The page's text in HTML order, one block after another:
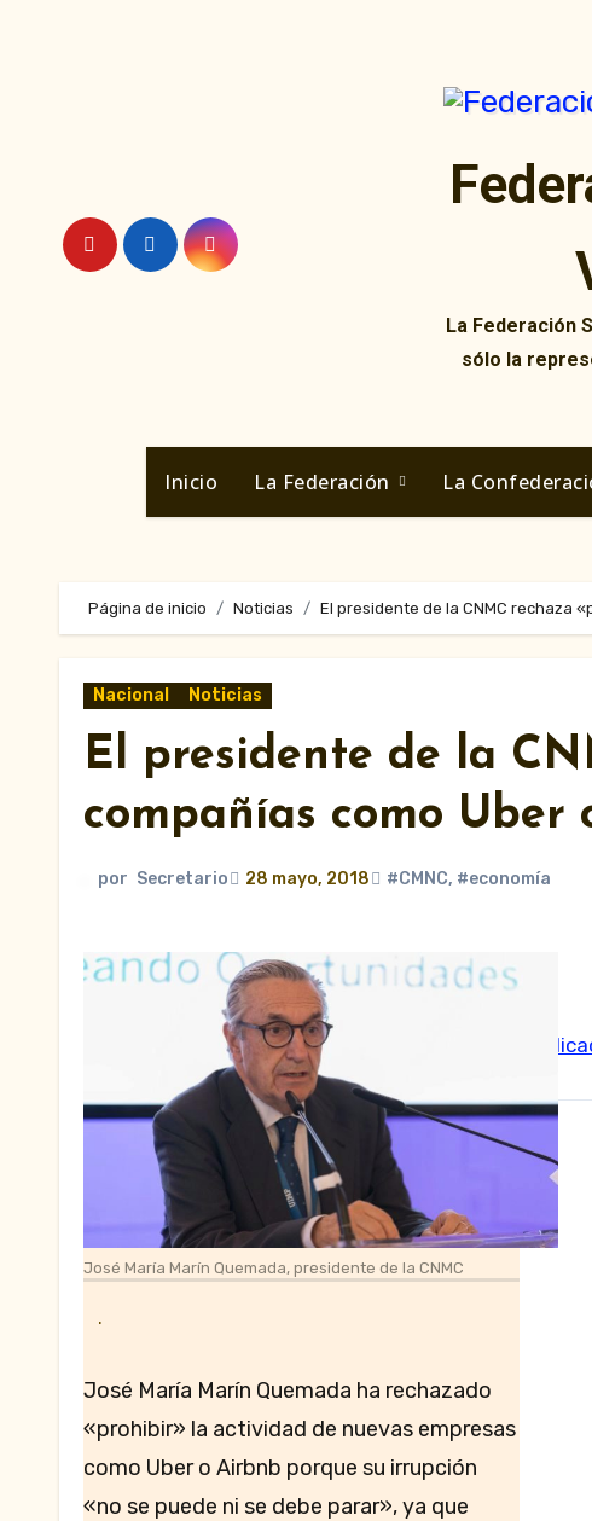
La Federación
sólo la
Inicio La Federación La
Página de inicio Noticias El presidente de la CNMC rechaza
Nacional Noticias
El presidente de la
compañías como Uber
por Secretario 28 mayo, 2018 #CMNC, #economía
José María Marín Quemada, presidente de la CNMC
.
José María Marín Quemada ha rechazado
«prohibir» la actividad de nuevas empresas
como Uber o Airbnb porque su irrupción
«no se puede ni se debe parar», ya que